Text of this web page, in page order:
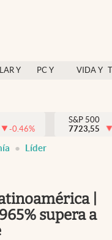
Y
PC Y
VIDA Y
México
-0.46%
S&P 500
7723,55
Líder
|
supera a